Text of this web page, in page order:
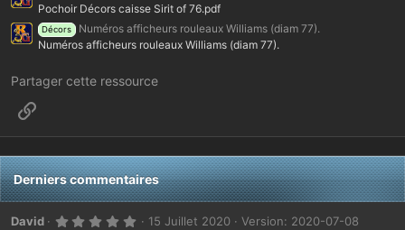
Pochoir Décors caisse Sirit of 76.pdf
Décors
Numéros afficheurs rouleaux Williams (diam 77).
Numéros afficheurs rouleaux Williams (diam 77).
Partager cette ressource
Lien
Derniers commentaires
David
5 15 Juillet 2020
Version: 2020-07-08